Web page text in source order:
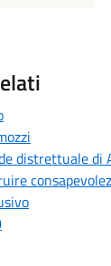
distrettuale di